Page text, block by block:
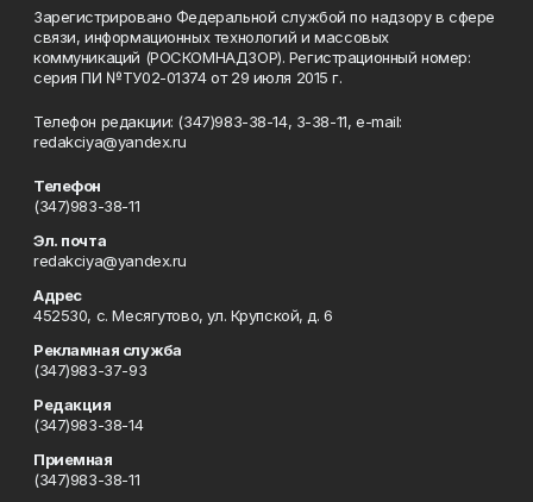
Зарегистрировано Федеральной службой по надзору в сфере
связи, информационных технологий и массовых
коммуникаций (РОСКОМНАДЗОР). Регистрационный номер:
серия ПИ №ТУ02-01374 от 29 июля 2015 г.
Телефон редакции: (347)983-38-14, 3-38-11, e-mail:
redakciya@yandex.ru
Телефон
(347)983-38-11
Эл. почта
redakciya@yandex.ru
Адрес
452530, с. Месягутово, ул. Крупской, д. 6
Рекламная служба
(347)983-37-93
Редакция
(347)983-38-14
Приемная
(347)983-38-11